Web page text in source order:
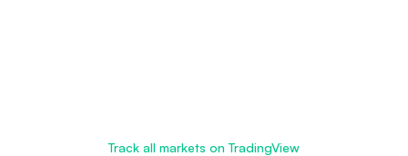
Track all markets on TradingView